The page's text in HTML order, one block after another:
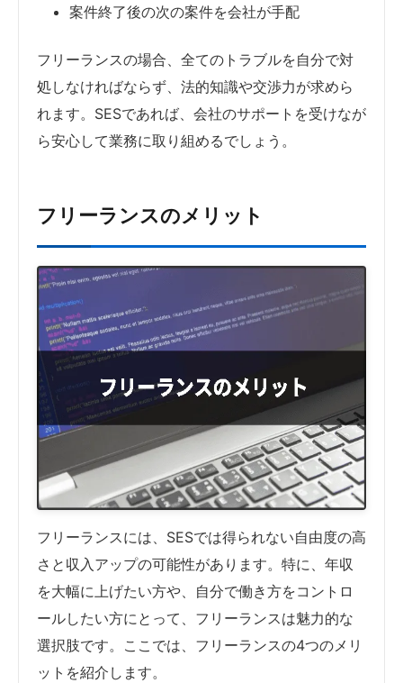
案件終了後の次の案件を会社が手配
フリーランスの場合、全てのトラブルを自分で対
処しなければならず、法的知識や交渉力が求めら
れます。SESであれば、会社のサポートを受けなが
ら安心して業務に取り組めるでしょう。
フリーランスのメリット
フリーランスには、SESでは得られない自由度の高
さと収入アップの可能性があります。特に、年収
を大幅に上げたい方や、自分で働き方をコントロ
ールしたい方にとって、フリーランスは魅力的な
選択肢です。ここでは、フリーランスの4つのメリ
ットを紹介します。